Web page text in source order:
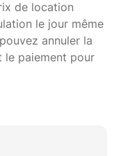
de location
le jour même
annuler la
le paiement pour